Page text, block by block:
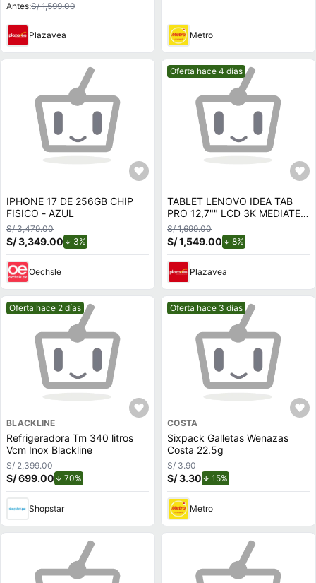
Antes:S/ 1,599.00
Plazavea Metro
IPHONE 17 DE 256GB CHIP
FISICO - AZUL
S/ 3,479.00
S/ 3,349.00 3%
Oechsle
Mejor precio.
Oferta hace 4 días
TABLET LENOVO IDEA TAB
PRO 12,7"" LCD 3K MEDIATEK
DIMENSITY 8300 8GB RAM
128GB INCLUYE LÁPIZ Y
FUNDA
S/ 1,699.00
S/ 1,549.00 8%
Plazavea
Mejor precio.
Oferta hace 2 días
BLACKLINE
Refrigeradora Tm 340 litros
Vcm Inox Blackline
S/ 2,399.00
S/ 699.00 70%
Shopstar
Mejor precio.
Oferta hace 3 días
COSTA
Sixpack Galletas Wenazas
Costa 22.5g
S/ 3.90
S/ 3.30 15%
Metro